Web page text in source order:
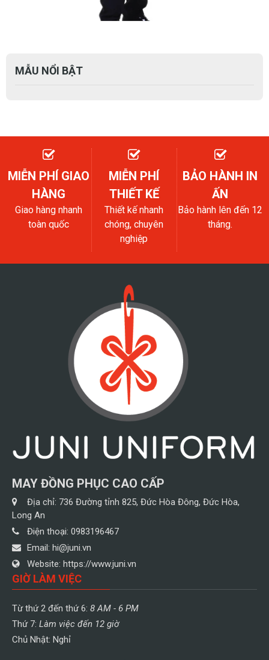
MẪU NỔI BẬT
MIỄN PHÍ GIAO
HÀNG
Giao hàng nhanh
toàn quốc
MIỄN PHÍ
THIẾT KẾ
Thiết kế nhanh
chóng, chuyên
nghiệp
BẢO HÀNH IN
ẤN
Bảo hành lên đến 12
tháng.
MAY ĐỒNG PHỤC CAO CẤP
Địa chỉ: 736 Đường tỉnh 825, Đức Hòa Đông, Đức Hòa,
Long An
Điện thoại: 0983196467
Email: hi@juni.vn
Website: https://www.juni.vn
GIỜ LÀM VIỆC
Từ thứ 2 đến thứ 6: 8 AM - 6 PM
Thứ 7: Làm việc đến 12 giờ
Chủ Nhật: Nghỉ